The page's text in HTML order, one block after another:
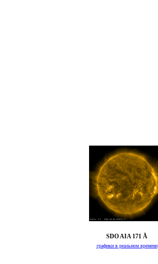
SDO AIA 171 Å
графики в реальном времени